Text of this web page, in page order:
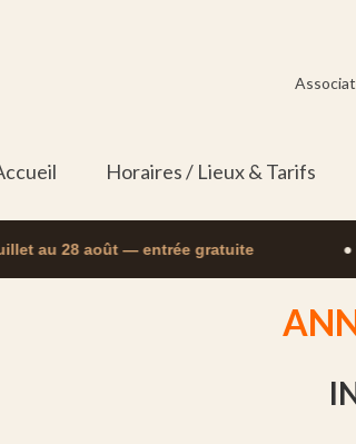
Horaires / Lieux & Tarifs
au 28 août — entrée gratuite ●